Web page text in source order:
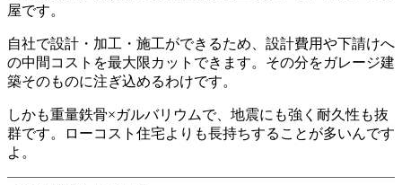
屋です。
自社で設計・加工・施工ができるため、設計費用や下請けへ
の中間コストを最大限カットできます。その分をガレージ建
築そのものに注ぎ込めるわけです。
しかも重量鉄骨×ガルバリウムで、地震にも強く耐久性も抜
群です。ローコスト住宅よりも長持ちすることが多いんです
よ。